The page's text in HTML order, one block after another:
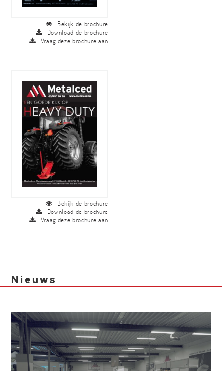
Bekijk de brochure
Download de brochure
Vraag deze brochure aan
Bekijk de brochure
Download de brochure
Vraag deze brochure aan
Nieuws